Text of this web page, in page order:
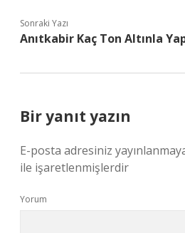
Sonraki Yazı
Anıtkabir Kaç Ton Altınla
Bir yanıt yazın
E-posta adresiniz
ile işaretlenmişlerdir
Yorum